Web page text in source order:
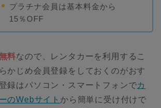
プラチナ会員は基本料金から
15％OFF
料なので、レンタカーを利用するこ
かじめ会員登録をしておくのがおす
録はパソコン・スマートフォンでカ
のWebサイト から簡単に受け付けで